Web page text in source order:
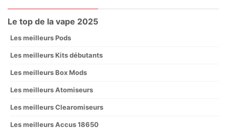
Le top de la vape 2025
Les meilleurs Pods
Les meilleurs Kits débutants
Les meilleurs Box Mods
Les meilleurs Atomiseurs
Les meilleurs Clearomiseurs
Les meilleurs Accus 18650